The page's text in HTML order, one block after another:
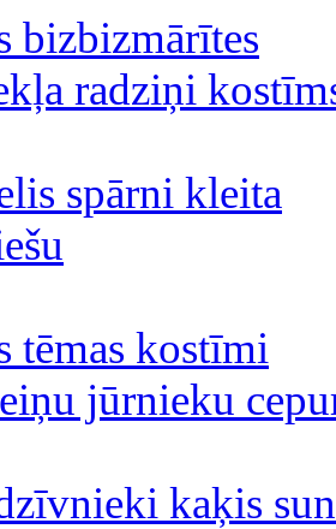
bizbizmārītes
radziņi
spārni kleita
tēmas kostīmi
jūrnieku
kaķis